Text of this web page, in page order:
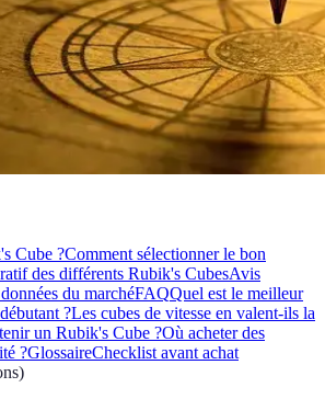
Cube ?Comment sélectionner le bon
des différents Rubik's CubesAvis
du marchéFAQQuel est le meilleur
?Les cubes de vitesse en valent-ils la
un Rubik's Cube ?Où acheter des
?GlossaireChecklist avant achat
)